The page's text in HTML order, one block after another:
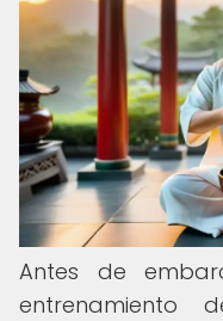
Antes de
entrenamiento